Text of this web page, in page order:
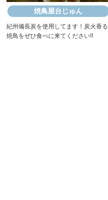
焼鳥屋台じゅん
紀州備長炭を使用してます！炭火香る
焼鳥をぜひ食べに来てください!!